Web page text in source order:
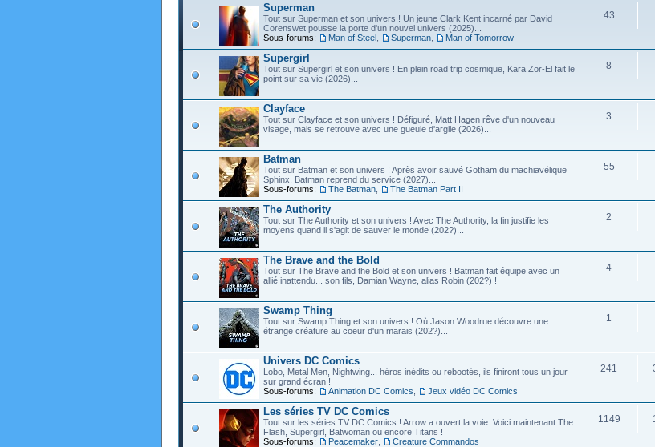
Superman
Tout sur Superman et son univers ! Un jeune Clark Kent incarné par David
Corenswet pousse la porte d'un nouvel univers (2025)...
Sous-forums:
Man of Steel Superman Man of Tomorrow
43
Supergirl
Tout sur Supergirl et son univers ! En plein road trip cosmique, Kara Zor-El fait le
point sur sa vie (2026)...
8
Clayface
Tout sur Clayface et son univers ! Défiguré, Matt Hagen rêve d'un nouveau
visage, mais se retrouve avec une gueule d'argile (2026)...
3
Batman
Tout sur Batman et son univers ! Après avoir sauvé Gotham du machiavélique
Sphinx, Batman reprend du service (2027)...
Sous-forums:
The Batman The Batman Part II
55
The Authority
Tout sur The Authority et son univers ! Avec The Authority, la fin justifie les
moyens quand il s'agit de sauver le monde (202?)...
2
The Brave and the Bold
Tout sur The Brave and the Bold et son univers ! Batman fait équipe avec un
allié inattendu... son fils, Damian Wayne, alias Robin (202?) !
4
Swamp Thing
Tout sur Swamp Thing et son univers ! Où Jason Woodrue découvre une
étrange créature au coeur d'un marais (202?)...
1
Univers DC Comics
Lobo, Metal Men, Nightwing... héros inédits ou rebootés, ils finiront tous un jour
sur grand écran !
Sous-forums:
Animation DC Comics Jeux vidéo DC Comics
241
Les séries TV DC Comics
Tout sur les séries TV DC Comics ! Arrow a ouvert la voie. Voici maintenant The
Flash, Supergirl, Batwoman ou encore Titans !
Sous-forums:
Peacemaker Creature Commandos
1149